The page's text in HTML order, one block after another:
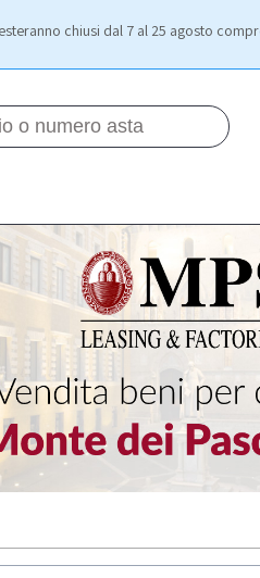
chiusi dal 7 al 25 agosto